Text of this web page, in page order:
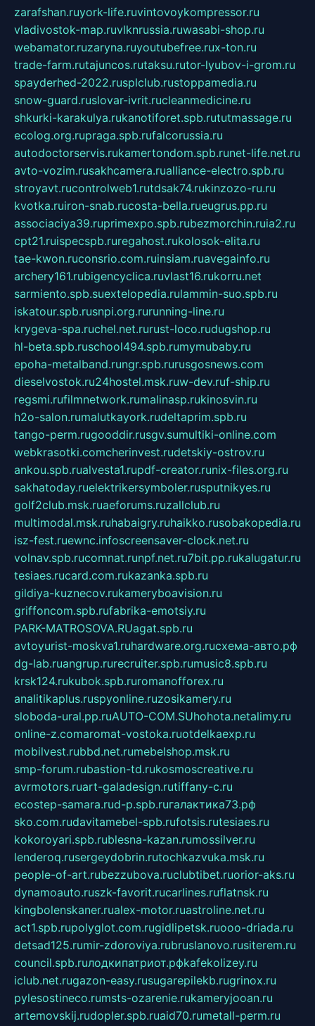
zarafshan.ruyork-life.ruvintovoykompressor.ru
vladivostok-map.ruvlknrussia.ruwasabi-shop.ru
webamator.ruzaryna.ruyoutubefree.rux-ton.ru
trade-farm.rutajuncos.rutaksu.rutor-lyubov-i-grom.ru
spayderhed-2022.rusplclub.rustoppamedia.ru
snow-guard.ruslovar-ivrit.rucleanmedicine.ru
shkurki-karakulya.rukanotiforet.spb.rututmassage.ru
ecolog.org.rupraga.spb.rufalcorussia.ru
autodoctorservis.rukamertondom.spb.runet-life.net.ru
avto-vozim.rusakhcamera.rualliance-electro.spb.ru
stroyavt.rucontrolweb1.rutdsak74.rukinzozo-ru.ru
kvotka.ruiron-snab.rucosta-bella.rueugrus.pp.ru
associaciya39.ruprimexpo.spb.rubezmorchin.ruia2.ru
cpt21.ruispecspb.ruregahost.rukolosok-elita.ru
tae-kwon.ruconsrio.com.ruinsiam.ruavegainfo.ru
archery161.rubigencyclica.ruvlast16.rukorru.net
sarmiento.spb.suextelopedia.rulammin-suo.spb.ru
iskatour.spb.rusnpi.org.rurunning-line.ru
krygeva-spa.ruchel.net.rurust-loco.rudugshop.ru
hl-beta.spb.ruschool494.spb.rumymubaby.ru
epoha-metalband.rungr.spb.rurusgosnews.com
dieselvostok.ru24hostel.msk.ruw-dev.ruf-ship.ru
regsmi.rufilmnetwork.rumalinasp.rukinosvin.ru
h2o-salon.rumalutkayork.rudeltaprim.spb.ru
tango-perm.rugooddir.rusgv.sumultiki-online.com
webkrasotki.comcherinvest.rudetskiy-ostrov.ru
ankou.spb.rualvesta1.rupdf-creator.runix-files.org.ru
sakhatoday.ruelektrikersymboler.rusputnikyes.ru
golf2club.msk.ruaeforums.ruzallclub.ru
multimodal.msk.ruhabaigry.ruhaikko.rusobakopedia.ru
isz-fest.ruewnc.infoscreensaver-clock.net.ru
volnav.spb.rucomnat.runpf.net.ru7bit.pp.rukalugatur.ru
tesiaes.rucard.com.rukazanka.spb.ru
gildiya-kuznecov.rukameryboavision.ru
griffoncom.spb.rufabrika-emotsiy.ru
PARK-MATROSOVA.RUagat.spb.ru
avtoyurist-moskva1.ruhardware.org.ruсхема-авто.рф
dg-lab.ruangrup.rurecruiter.spb.rumusic8.spb.ru
krsk124.rukubok.spb.ruromanofforex.ru
analitikaplus.ruspyonline.ruzosikamery.ru
sloboda-ural.pp.ruAUTO-COM.SUhohota.netalimy.ru
online-z.comaromat-vostoka.ruotdelkaexp.ru
mobilvest.rubbd.net.rumebelshop.msk.ru
smp-forum.rubastion-td.rukosmoscreative.ru
avrmotors.ruart-galadesign.rutiffany-c.ru
ecostep-samara.rud-p.spb.ruгалактика73.рф
sko.com.rudavitamebel-spb.rufotsis.rutesiaes.ru
kokoroyari.spb.rublesna-kazan.rumossilver.ru
lenderoq.rusergeydobrin.rutochkazvuka.msk.ru
people-of-art.rubezzubova.ruclubtibet.ruorior-aks.ru
dynamoauto.ruszk-favorit.rucarlines.ruflatnsk.ru
kingbolenskaner.rualex-motor.ruastroline.net.ru
act1.spb.rupolyglot.com.rugidlipetsk.ruooo-driada.ru
detsad125.rumir-zdoroviya.rubruslanovo.rusiterem.ru
council.spb.ruлодкипатриот.рфkafekolizey.ru
iclub.net.rugazon-easy.rusugarepilekb.rugrinox.ru
pylesostineco.rumsts-ozarenie.rukameryjooan.ru
artemovskij.rudopler.spb.ruaid70.rumetall-perm.ru